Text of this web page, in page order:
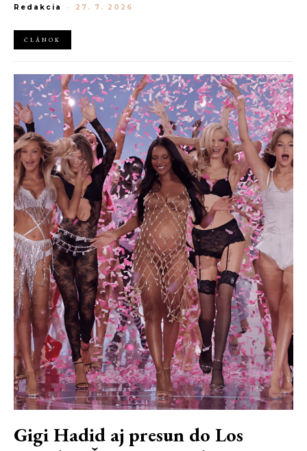
a v San Franciscu pripravujú prvú veľkú americkú retrospektívu
Redakcia - 27. 7. 2026
ČLÁNOK
Gigi Hadid aj presun do Los